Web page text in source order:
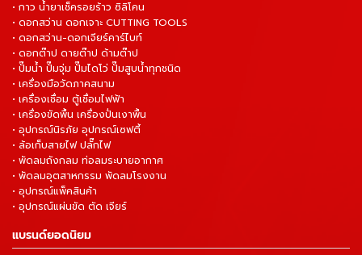
• กาว น้ำยาเช็ครอยร้าว ซิลิโคน
• ดอกสว่าน ดอกเจาะ CUTTING TOOLS
• ดอกสว่าน-ดอกเจียร์คาร์ไบท์
• ดอกต๊าป ดายต๊าป ด้ามต๊าป
• ปั๊มน้ำ ปั๊มจุ่ม ปั๊มไดโว่ ปั๊มสูบน้ำทุกชนิด
• เครื่องมือวัดภาคสนาม
• เครื่องเชื่อม ตู้เชื่อมไฟฟ้า
• เครื่องขัดพื้น เครื่องปั่นเงาพื้น
• อุปกรณ์นิรภัย อุปกรณ์เซฟตี้
• ล้อเก็บสายไฟ ปลั๊กไฟ
• พัดลมถังกลม ท่อลมระบายอากาศ
• พัดลมอุตสาหกรรม พัดลมโรงงาน
• อุปกรณ์แพ็คสินค้า
• อุปกรณ์แผ่นขัด ตัด เจียร์
แบรนด์ยอดนิยม